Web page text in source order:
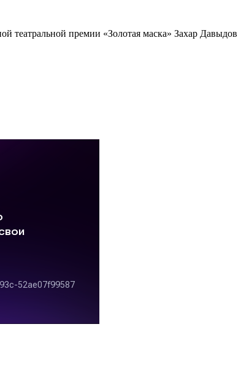
театральной премии «Золотая маска» Захар Давыдов